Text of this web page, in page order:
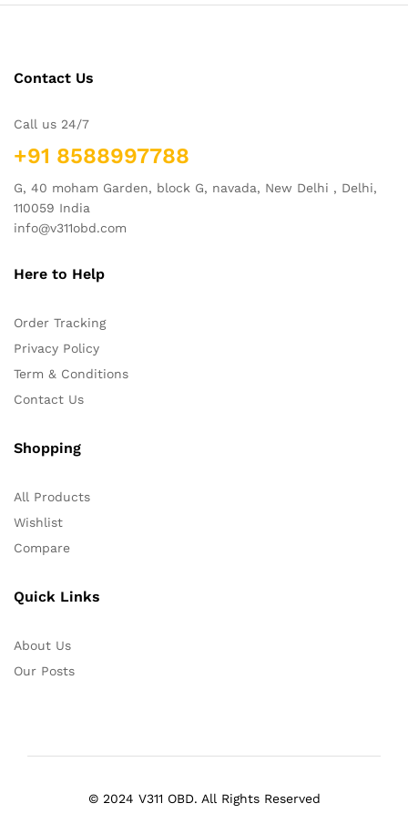
Contact Us
Call us 24/7
+91 8588997788
G, 40 moham Garden, block G, navada, New Delhi , Delhi,
110059 India
info@v311obd.com
Here to Help
Order Tracking
Privacy Policy
Term & Conditions
Contact Us
Shopping
All Products
Wishlist
Compare
Quick Links
About Us
Our Posts
© 2024 V311 OBD. All Rights Reserved